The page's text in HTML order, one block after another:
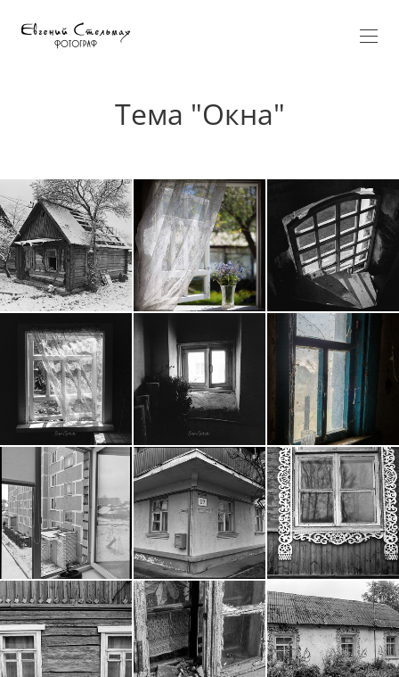
Тема "Окна"